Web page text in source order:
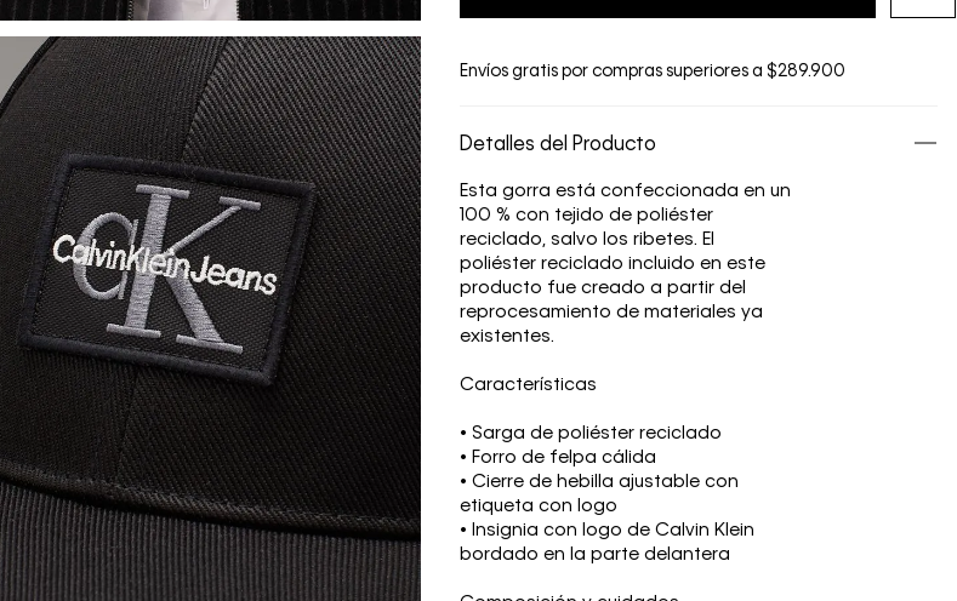
Envíos gratis por compras superiores a $289.900
Detalles del Producto
Esta gorra está confeccionada en un
100 % con tejido de poliéster
reciclado, salvo los ribetes. El
poliéster reciclado incluido en este
producto fue creado a partir del
reprocesamiento de materiales ya
existentes.
Características
• Sarga de poliéster reciclado
• Forro de felpa cálida
• Cierre de hebilla ajustable con
etiqueta con logo
• Insignia con logo de Calvin Klein
bordado en la parte delantera